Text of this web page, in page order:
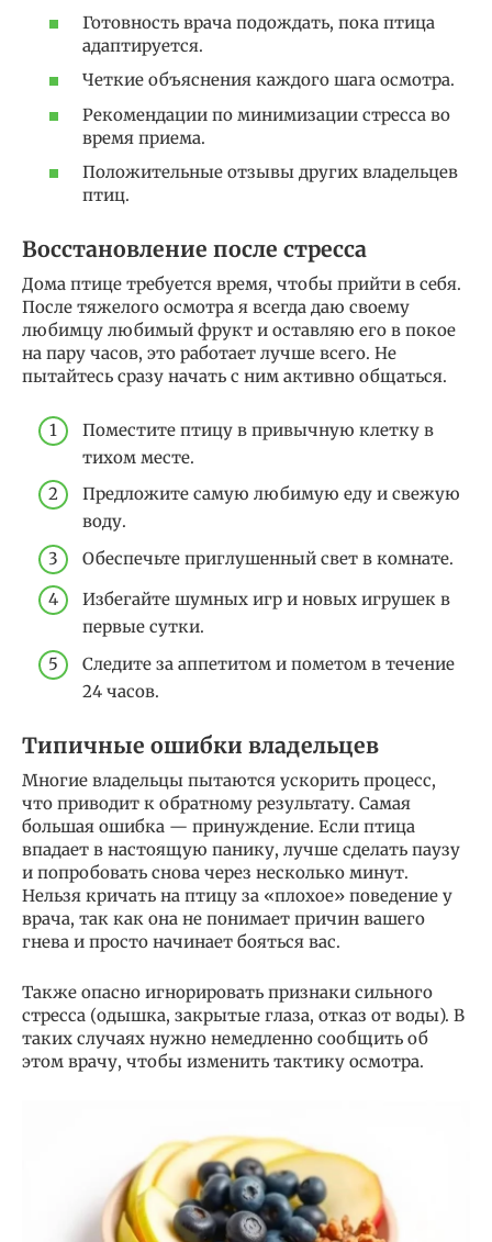
Готовность врача подождать, пока птица
адаптируется.
Четкие объяснения каждого шага осмотра.
Рекомендации по минимизации стресса во
время приема.
Положительные отзывы других владельцев
птиц.
Восстановление после стресса
Дома птице требуется время, чтобы прийти в себя.
После тяжелого осмотра я всегда даю своему
любимцу любимый фрукт и оставляю его в покое
на пару часов, это работает лучше всего. Не
пытайтесь сразу начать с ним активно общаться.
Поместите птицу в привычную клетку в
тихом месте.
Предложите самую любимую еду и свежую
воду.
Обеспечьте приглушенный свет в комнате.
Избегайте шумных игр и новых игрушек в
первые сутки.
Следите за аппетитом и пометом в течение
24 часов.
Типичные ошибки владельцев
Многие владельцы пытаются ускорить процесс,
что приводит к обратному результату. Самая
большая ошибка — принуждение. Если птица
впадает в настоящую панику, лучше сделать паузу
и попробовать снова через несколько минут.
Нельзя кричать на птицу за «плохое» поведение у
врача, так как она не понимает причин вашего
гнева и просто начинает бояться вас.
Также опасно игнорировать признаки сильного
стресса (одышка, закрытые глаза, отказ от воды). В
таких случаях нужно немедленно сообщить об
этом врачу, чтобы изменить тактику осмотра.